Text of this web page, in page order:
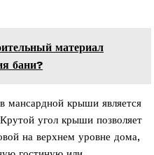
материал
бани?
крыши является
угол крыши позволяет
на верхнем уровне дома,